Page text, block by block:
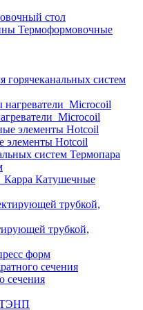
стол
Термоформовочные
горячеканальных систем
элементы Hotcoil
Термопара
Катушечные
трубкой,
форм
сечения
сечения
ТЭНП